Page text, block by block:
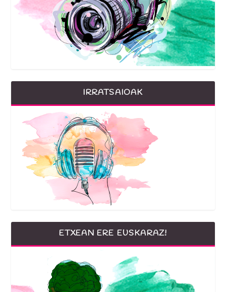
IRRATSAIOAK
ETXEAN ERE EUSKARAZ!